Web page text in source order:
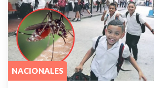
NACIONALES